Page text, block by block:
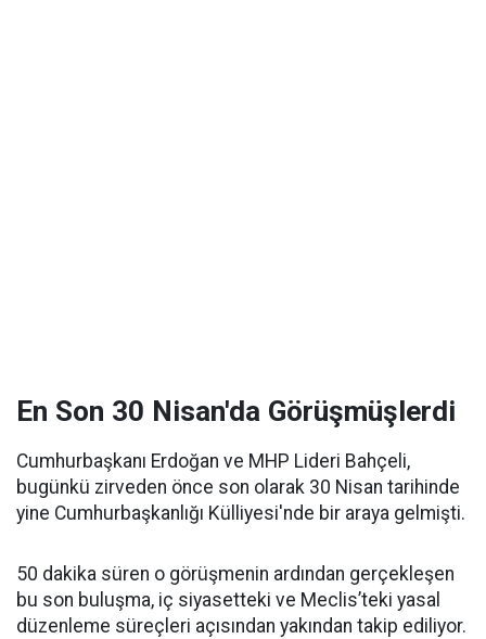
En Son 30 Nisan'da Görüşmüşlerdi
Cumhurbaşkanı Erdoğan ve MHP Lideri Bahçeli,
bugünkü zirveden önce son olarak 30 Nisan tarihinde
yine Cumhurbaşkanlığı Külliyesi'nde bir araya gelmişti.
50 dakika süren o görüşmenin ardından gerçekleşen
bu son buluşma, iç siyasetteki ve Meclis’teki yasal
düzenleme süreçleri açısından yakından takip ediliyor.